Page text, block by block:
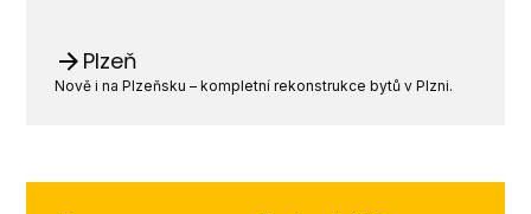
Plzeň
Nově i na Plzeňsku – kompletní rekonstrukce bytů v Plzni.